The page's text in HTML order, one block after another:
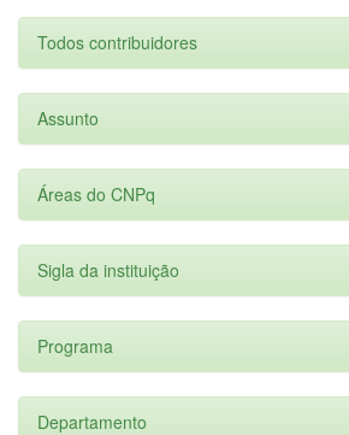
Todos contribuidores
Assunto
Áreas do CNPq
Sigla da instituição
Programa
Departamento